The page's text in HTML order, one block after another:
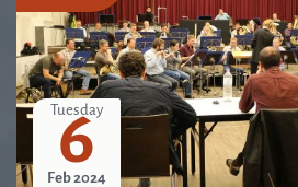
Tuesday
6
Feb 2024